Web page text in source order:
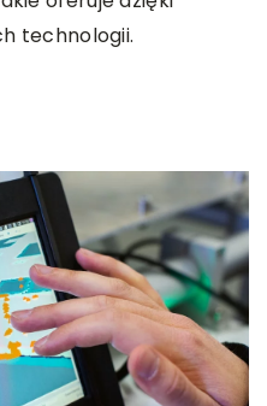
technologii.